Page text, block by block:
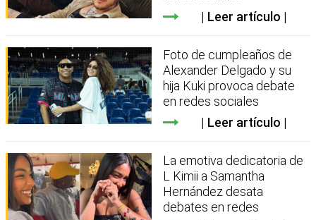
Leer artículo
Foto de cumpleaños de
Alexander Delgado y su
hija Kuki provoca debate
en redes sociales
Leer artículo
La emotiva dedicatoria de
L Kimii a Samantha
Hernández desata
debates en redes